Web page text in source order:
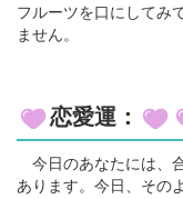
フルーツを口にしてみ
ません。
恋愛運：
今日のあなたには、
あります。今日、その